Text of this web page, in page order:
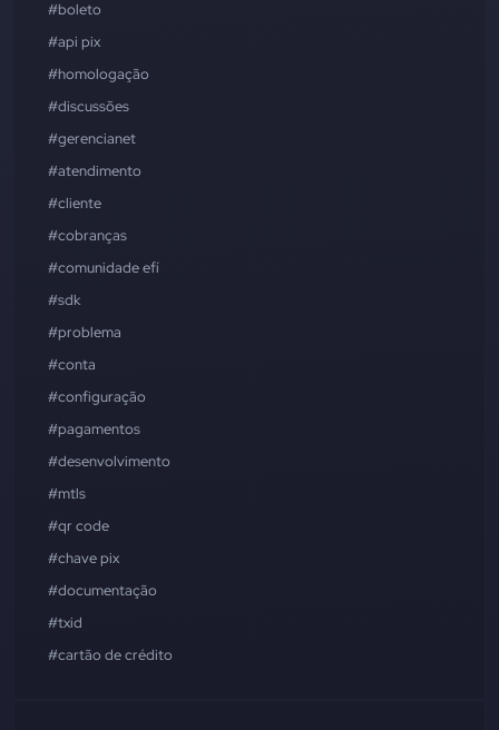
#boleto
#api pix
#homologação
#discussões
#gerencianet
#atendimento
#cliente
#cobranças
#comunidade efí
#sdk
#problema
#conta
#configuração
#pagamentos
#desenvolvimento
#mtls
#qr code
#chave pix
#documentação
#txid
#cartão de crédito